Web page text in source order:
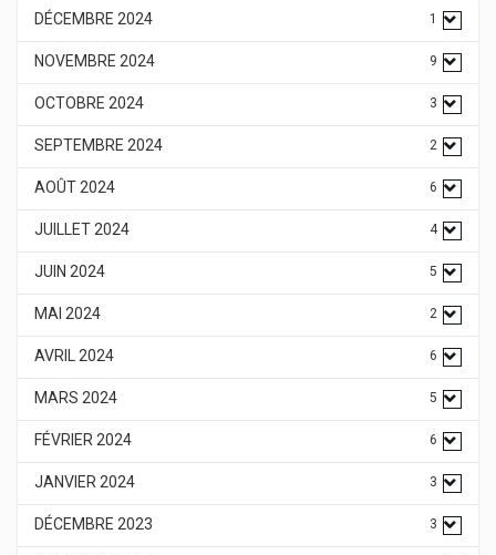
DÉCEMBRE 2024 1
NOVEMBRE 2024 9
OCTOBRE 2024 3
SEPTEMBRE 2024 2
AOÛT 2024 6
JUILLET 2024 4
JUIN 2024 5
MAI 2024 2
AVRIL 2024 6
MARS 2024 5
FÉVRIER 2024 6
JANVIER 2024 3
DÉCEMBRE 2023 3